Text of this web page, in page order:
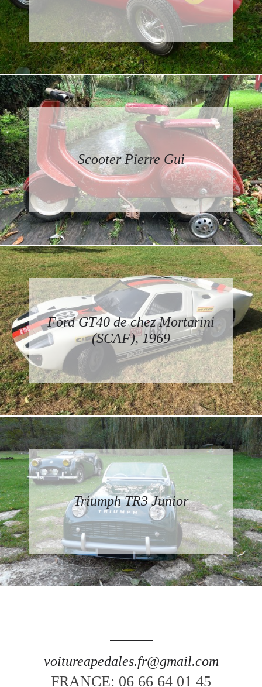
Scooter Pierre Gui
Ford GT40 de chez Mortarini
(SCAF), 1969
Triumph TR3 Junior
voitureapedales.fr@gmail.com
FRANCE: 06 66 64 01 45